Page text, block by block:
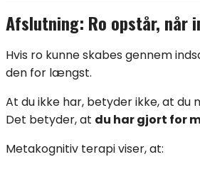
Afslutning: Ro opstår, når
Hvis ro kunne skabes gennem
den for længst.
At du ikke har, betyder ikke, at du
Det betyder, at du har gjort for
Metakognitiv terapi viser, at: